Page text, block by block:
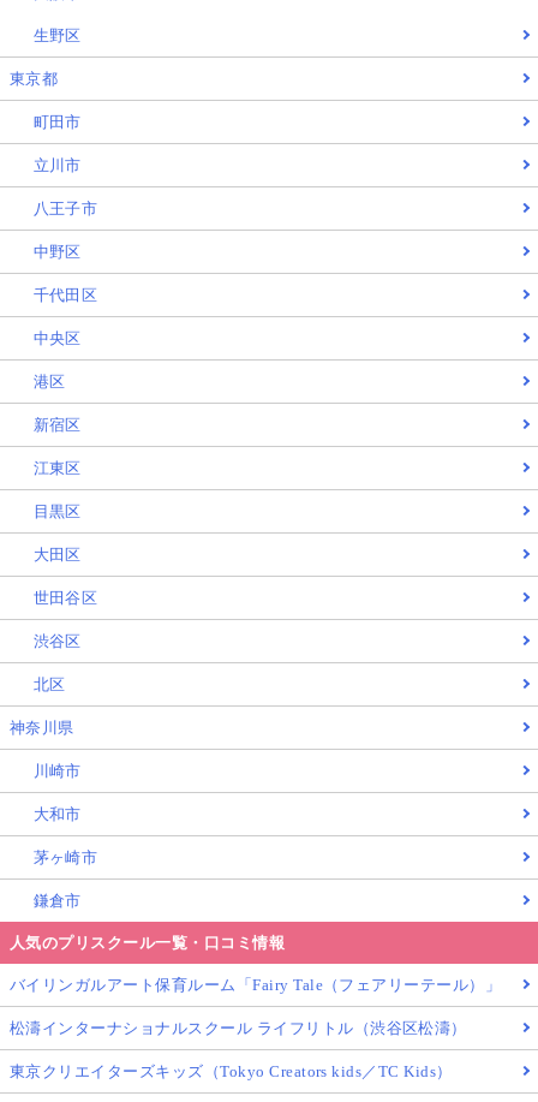
生野区
東京都
町田市
立川市
八王子市
中野区
千代田区
中央区
港区
新宿区
江東区
目黒区
大田区
世田谷区
渋谷区
北区
神奈川県
川崎市
大和市
茅ヶ崎市
鎌倉市
人気のプリスクール一覧・口コミ情報
バイリンガルアート保育ルーム「Fairy Tale（フェアリーテール）」
松濤インターナショナルスクール ライフリトル（渋谷区松濤）
東京クリエイターズキッズ（Tokyo Creators kids／TC Kids）